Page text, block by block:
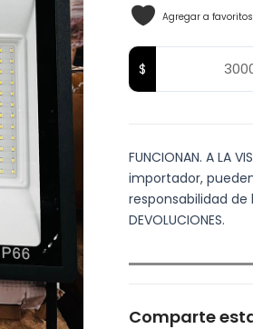
Agregar a favoritos
FUNCIONAN. A LA
importador,
responsabilidad de
DEVOLUCIONES.
Comparte